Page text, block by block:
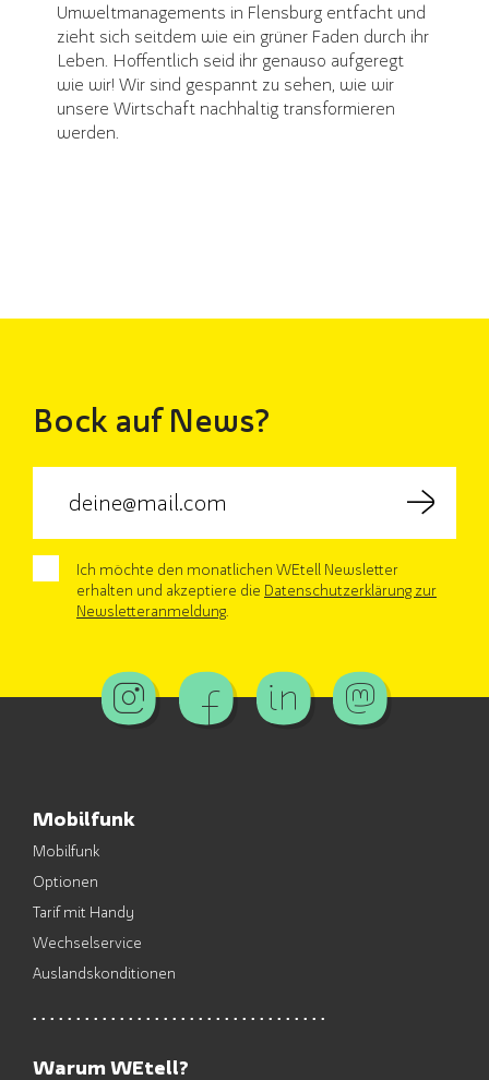
Umweltmanagements in Flensburg entfacht und
zieht sich seitdem wie ein grüner Faden durch ihr
Leben. Hoffentlich seid ihr genauso aufgeregt
wie wir! Wir sind gespannt zu sehen, wie wir
unsere Wirtschaft nachhaltig transformieren
werden.
Bock auf News?
Ich möchte den monatlichen WEtell Newsletter
erhalten und akzeptiere die Datenschutzerklärung zur
Newsletteranmeldung
Mobilfunk
Mobilfunk
Optionen
Tarif mit Handy
Wechselservice
Auslandskonditionen
Warum WEtell?